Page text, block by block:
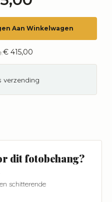
Aan Winkelwagen
€ 415,00
verzending
dit fotobehang?
schitterende